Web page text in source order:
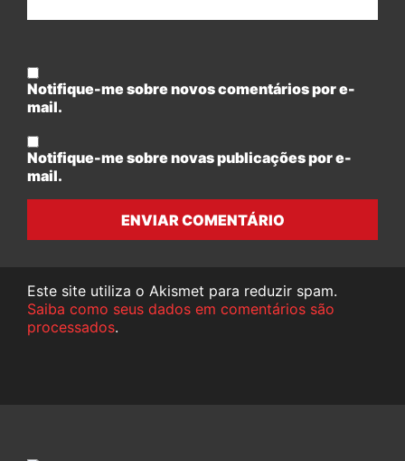
Notifique-me sobre novos comentários por e-
mail.
Notifique-me sobre novas publicações por e-
mail.
ENVIAR COMENTÁRIO
Este site utiliza o Akismet para reduzir spam.
Saiba como seus dados em comentários são
processados.